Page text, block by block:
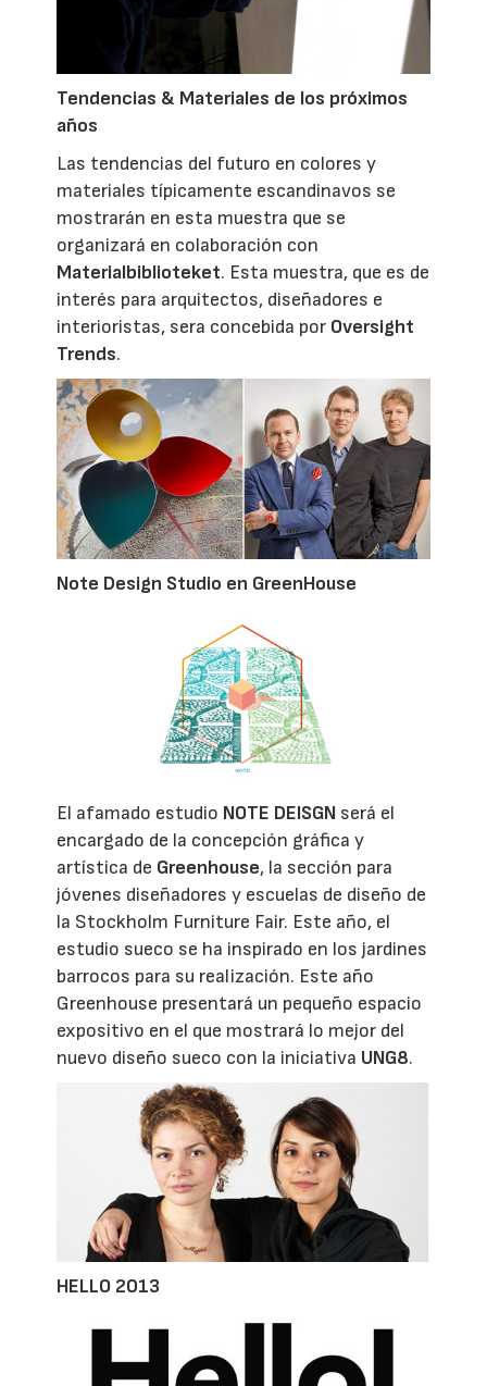
Tendencias & Materiales de los próximos
años
Las tendencias del futuro en colores y
materiales típicamente escandinavos se
mostrarán en esta muestra que se
organizará en colaboración con
Materialbiblioteket. Esta muestra, que es de
interés para arquitectos, diseñadores e
interioristas, sera concebida por Oversight
Trends.
Note Design Studio en GreenHouse
El afamado estudio NOTE DEISGN será el
encargado de la concepción gráfica y
artística de Greenhouse, la sección para
jóvenes diseñadores y escuelas de diseño de
la Stockholm Furniture Fair. Este año, el
estudio sueco se ha inspirado en los jardines
barrocos para su realización. Este año
Greenhouse presentará un pequeño espacio
expositivo en el que mostrará lo mejor del
nuevo diseño sueco con la iniciativa UNG8.
HELLO 2013